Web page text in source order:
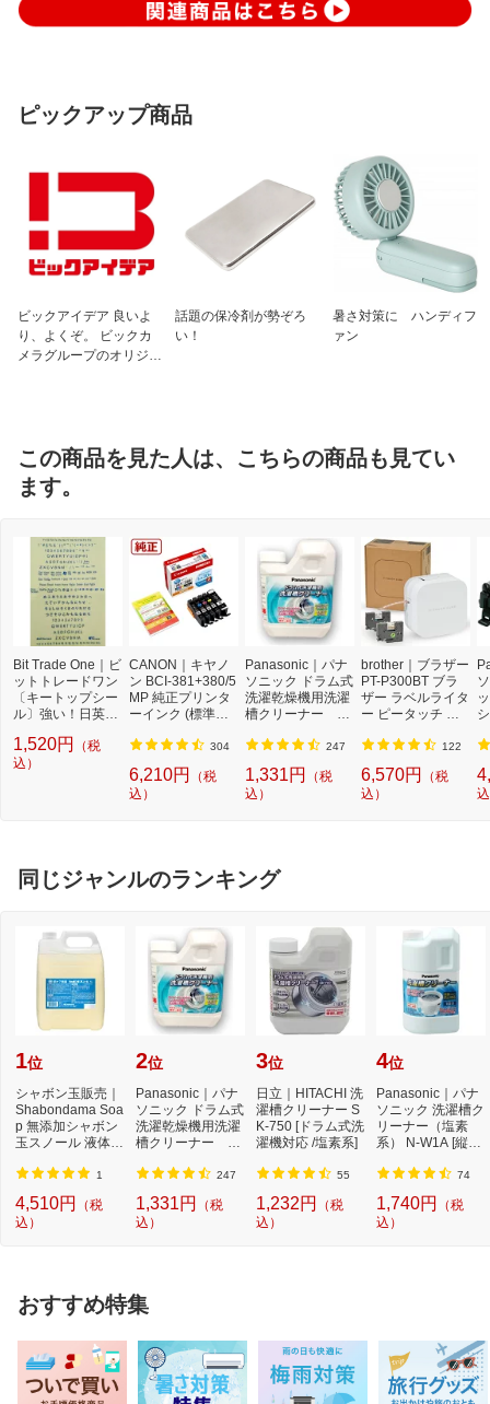
ピックアップ商品
ビックアイデア 良いよ
り、よくぞ。 ビックカ
メラグループのオリジナ
話題の保冷剤が勢ぞろ
い！
暑さ対策に ハンディフ
ァン
この商品を見た人は、こちらの商品も見てい
ます。
Bit Trade One｜ビ
ットトレードワン
〔キートップシー
ル〕強い！日英対
プシールセット ブ
ルー DYKTSBL
1,520円
（税
込）
CANON｜キヤノ
ン BCI-381+380/5
MP 純正プリンタ
ーインク (標準容
3813805MP] 304
6,210円
（税
込）
Panasonic｜パナ
ソニック ドラム式
洗濯乾燥機用洗濯
槽クリーナー N-
機 洗浄 洗剤 750m
l NW2]【rb_pcp】
247
1,331円
（税
込）
brother｜ブラザー
PT-P300BT ブラ
ザー ラベルライタ
ー ピータッチ キ
T (3.5mm~12mm
幅/TZeテープ) P-T
OUCH CUBE（ピ
ータッチキュー
122
6,570円
（税
込）
同じジャンルのランキング
1位
シャボン玉販売｜
Shabondama Soa
p 無添加シャボン
玉スノール 液体タ
1
4,510円
（税
込）
2位
Panasonic｜パナ
ソニック ドラム式
洗濯乾燥機用洗濯
槽クリーナー N-
濯...
247
1,331円
（税
込）
3位
日立｜HITACHI 洗
濯槽クリーナー S
K-750 [ドラム式洗
濯機対応 /塩素系]
55
1,232円
（税
込）
4位
Panasonic｜パナ
ソニック 洗濯槽ク
リーナー（塩素
系） N-W1A [縦型
系...
74
1,740円
（税
込）
おすすめ特集